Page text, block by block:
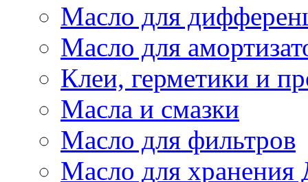
Масло для
Масло для
Клеи, герметики и
Масла и смазки
Масло для фильтров
Масло для